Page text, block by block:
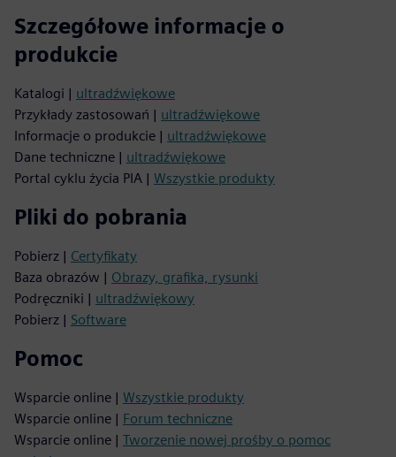
Szczegółowe informacje o
produkcie
Katalogi | ultradźwiękowe
Przykłady zastosowań | ultradźwiękowe
Informacje o produkcie | ultradźwiękowe
Dane techniczne | ultradźwiękowe
Portal cyklu życia PIA | Wszystkie produkty
Pliki do pobrania
Pobierz | Certyfikaty
Baza obrazów | Obrazy, grafika, rysunki
Podręczniki | ultradźwiękowy
Pobierz | Software
Pomoc
Wsparcie online | Wszystkie produkty
Wsparcie online | Forum techniczne
Wsparcie online | Tworzenie nowej prośby o pomoc